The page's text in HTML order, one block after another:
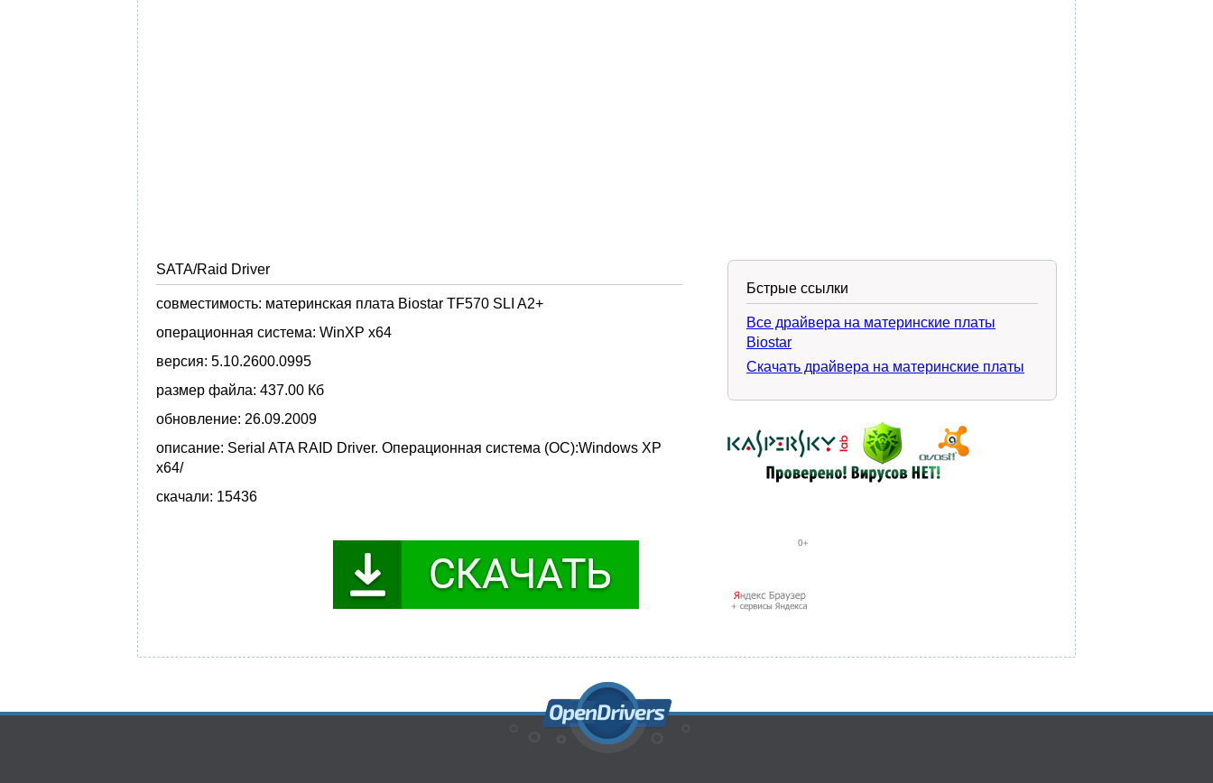
SATA/Raid Driver
совместимость: материнская плата Biostar TF570 SLI A2+
операционная система: WinXP x64
версия: 5.10.2600.0995
размер файла: 437.00 Кб
обновление: 26.09.2009
описание: Serial ATA RAID Driver. Операционная система (ОС):Windows XP
x64/
скачали: 15436
Бстрые ссылки
Все драйвера на материнские платы
Biostar
Скачать драйвера на материнские платы